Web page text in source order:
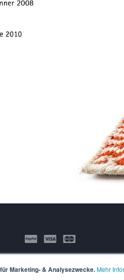
Marketing- & Analysezwecke.Mehr